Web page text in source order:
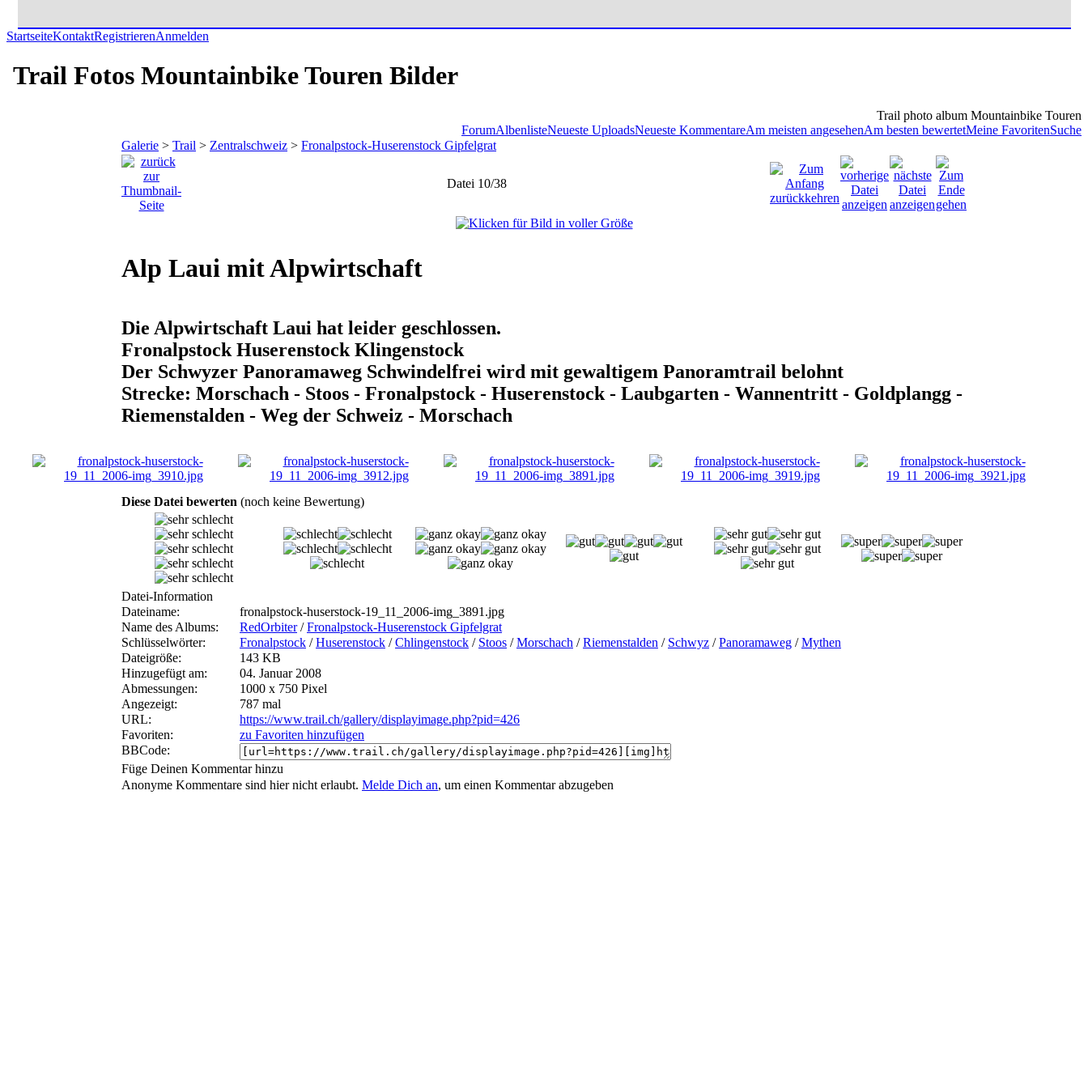
StartseiteKontaktRegistrierenAnmelden
Trail Fotos Mountainbike Touren Bilder
Trail photo album Mountainbike Touren
ForumAlbenlisteNeueste UploadsNeueste KommentareAm meisten angesehenAm besten bewertetMeine FavoritenSuche
Galerie > Trail > Zentralschweiz > Fronalpstock-Huserenstock Gipfelgrat
Datei 10/38
Alp Laui mit Alpwirtschaft
Die Alpwirtschaft Laui hat leider geschlossen.
Fronalpstock Huserenstock Klingenstock
Der Schwyzer Panoramaweg Schwindelfrei wird mit gewaltigem Panoramtrail belohnt
Strecke: Morschach - Stoos - Fronalpstock - Huserenstock - Laubgarten - Wannentritt - Goldplangg -
Riemenstalden - Weg der Schweiz - Morschach
Diese Datei bewerten (noch keine Bewertung)
Datei-Information
Dateiname:
fronalpstock-huserstock-19_11_2006-img_3891.jpg
Name des Albums:
RedOrbiter/Fronalpstock-Huserenstock Gipfelgrat
Schlüsselwörter:
Fronalpstock /Huserenstock /Chlingenstock / Stoos /Morschach /Riemenstalden / Schwyz /Panoramaweg /Mythen
Dateigröße:
143 KB
Hinzugefügt am:
04. Januar 2008
Abmessungen:
1000 x 750 Pixel
Angezeigt:
787 mal
URL:
https://www.trail.ch/gallery/displayimage.php?pid=426
Favoriten:
zu Favoriten hinzufügen
BBCode:
Füge Deinen Kommentar hinzu
Anonyme Kommentare sind hier nicht erlaubt. Melde Dich an, um einen Kommentar abzugeben